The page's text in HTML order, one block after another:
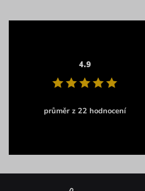
4.9
průměr z 22 hodnocení